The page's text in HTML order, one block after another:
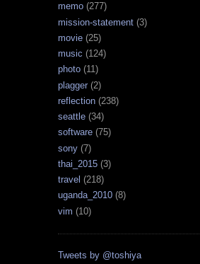
memo (277)
mission-statement (3)
movie (25)
music (124)
photo (11)
plagger (2)
reflection (238)
seattle (34)
software (75)
sony (7)
thai_2015 (3)
travel (218)
uganda_2010 (8)
vim (10)
Tweets by @toshiya